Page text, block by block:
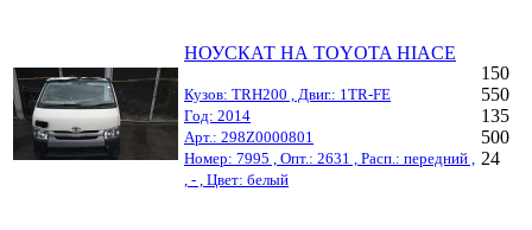
НОУСКАТ НА TOYOTA HIACE
Кузов: TRH200 , Двиг.: 1TR-FE
Год: 2014
Арт.: 298Z0000801
Номер: 7995 , Опт.: 2631 , Расп.: передний ,
, - , Цвет: белый
150
550
135
500
24